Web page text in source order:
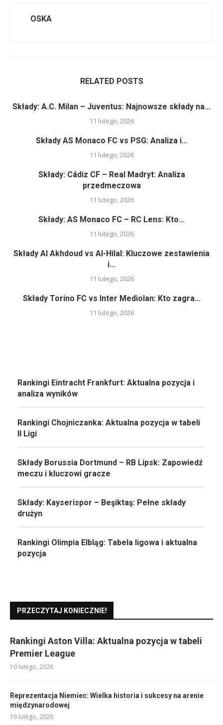
OSKA
RELATED POSTS
Składy: A.C. Milan – Juventus: Najnowsze składy na...
11 lutego, 2026
Składy AS Monaco FC vs PSG: Analiza i...
11 lutego, 2026
Składy: Cádiz CF – Real Madryt: Analiza
przedmeczowa
11 lutego, 2026
Składy: AS Monaco FC – RC Lens: Kto...
11 lutego, 2026
Składy Al Akhdoud vs Al-Hilal: Kluczowe zestawienia
i...
11 lutego, 2026
Składy Torino FC vs Inter Mediolan: Kto zagra...
11 lutego, 2026
Rankingi Eintracht Frankfurt: Aktualna pozycja i
analiza wyników
Rankingi Chojniczanka: Aktualna pozycja w tabeli
II Ligi
Składy Borussia Dortmund – RB Lipsk: Zapowiedź
meczu i kluczowi gracze
Składy: Kayserispor – Beşiktaş: Pełne składy
drużyn
Rankingi Olimpia Elbląg: Tabela ligowa i aktualna
pozycja
PRZECZYTAJ KONIECZNIE!
Rankingi Aston Villa: Aktualna pozycja w tabeli
Premier League
10 lutego, 2026
Reprezentacja Niemiec: Wielka historia i sukcesy na arenie
międzynarodowej
19 lutego, 2026